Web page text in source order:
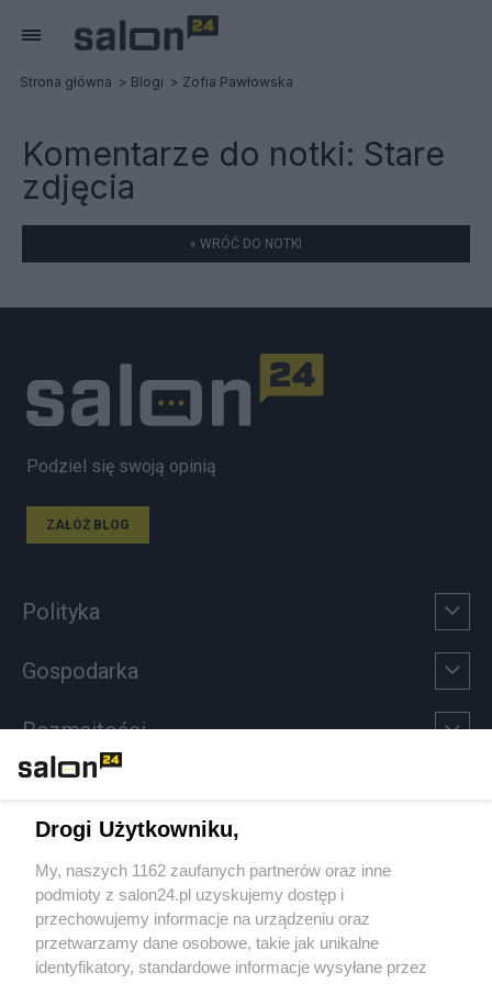
Strona główna Blogi Zofia Pawłowska
Komentarze do notki: Stare
zdjęcia
« WRÓĆ DO NOTKI
Podziel się swoją opinią
ZAŁÓŻ BLOG
Polityka
Gospodarka
Rozmaitości
Sport
Społeczeństwo
Kultura
Drogi Użytkowniku,
My, naszych 1162 zaufanych partnerów oraz inne
podmioty z salon24.pl uzyskujemy dostęp i
przechowujemy informacje na urządzeniu oraz
przetwarzamy dane osobowe, takie jak unikalne
identyfikatory, standardowe informacje wysyłane przez